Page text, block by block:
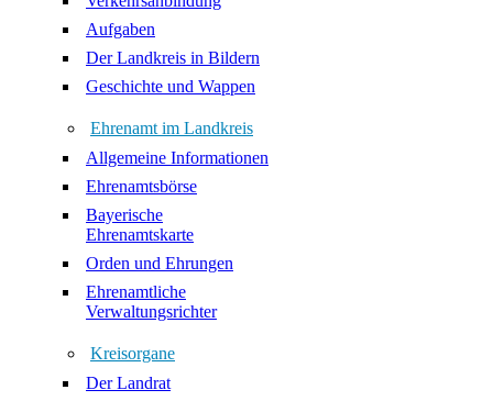
Aufgaben
Der Landkreis in Bildern
Geschichte und Wappen
Ehrenamt im Landkreis
Allgemeine Informationen
Ehrenamtsbörse
Bayerische
Ehrenamtskarte
Orden und Ehrungen
Ehrenamtliche
Verwaltungsrichter
Kreisorgane
Der Landrat